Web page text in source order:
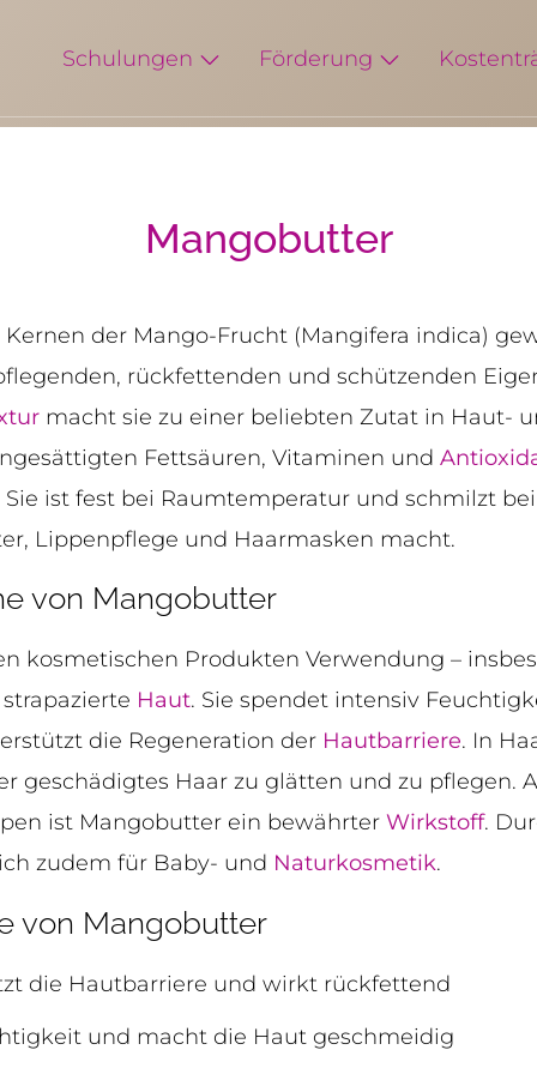
Schulungen Förderung
Mangobutter
der Mango-Frucht (Mangifera indica)
rückfettenden und schützenden
macht sie zu einer beliebten Zutat in Haut-
Fettsäuren, Vitaminen und
ist fest bei Raumtemperatur und schmilzt
Lippenpflege und Haarmasken macht.
von Mangobutter
kosmetischen Produkten Verwendung –
Haut. Sie spendet intensiv
die Regeneration der Hautbarriere. In
geschädigtes Haar zu glätten und zu pflegen.
ist Mangobutter ein bewährter Wirkstoff.
zudem für Baby- und Naturkosmetik.
von Mangobutter
die Hautbarriere und wirkt rückfettend
und macht die Haut geschmeidig